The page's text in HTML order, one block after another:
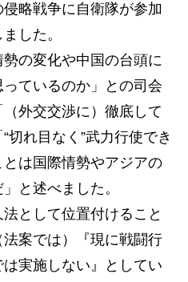
略戦争に自衛隊が参加
した。
勢の変化や中国の台頭に
ているのか」との司会
外交交渉に）徹底して
切れ目なく”武力行使でき
は国際情勢やアジアの
と述べました。
として位置付けること
案では）『現に戦闘行
実施しない』としてい